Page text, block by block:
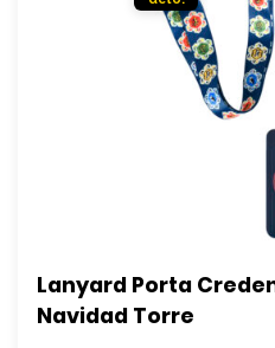
Lanyard Porta
Navidad Torre